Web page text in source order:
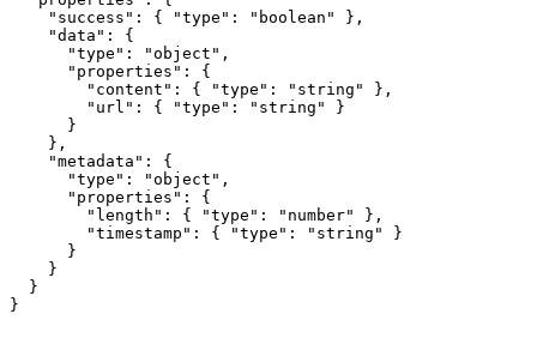
    "success": { "type": "boolean" },
    "data": {
      "type": "object",
      "properties": {
        "content": { "type": "string" },
        "url": { "type": "string" }
      }
    },
    "metadata": {
      "type": "object",
      "properties": {
        "length": { "type": "number" },
        "timestamp": { "type": "string" }
      }
    }
  }
}